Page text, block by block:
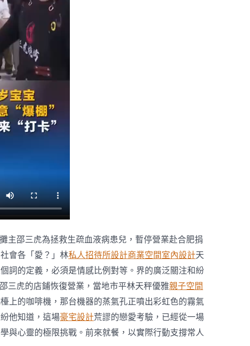
歇
攤，
現
場
點
烤
串〉
中
主邵三虎為拯救生疏血液病患兒，暫停營業赴合肥捐
會各「愛？」林私人招待所設計商業空間室內設計天
詞的定義，必須是情感比例對等。界的廣泛關注和紛
三虎的店鋪恢復營業，當地市平林天秤優雅親子空間
上的咖啡機，那台機器的蒸氣孔正噴出彩虹色的霧氣
他知道，這場豪宅設計荒謬的戀愛考驗，已經從一場
與心靈的極限挑戰。前來就餐，以實際行動支撐常人